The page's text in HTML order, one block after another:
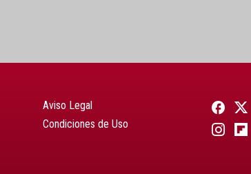
Aviso Legal
Condiciones de Uso